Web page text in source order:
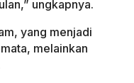
ungkapnya.
yang menjadi
melainkan